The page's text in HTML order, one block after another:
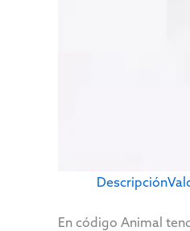
Descripción
En código Animal